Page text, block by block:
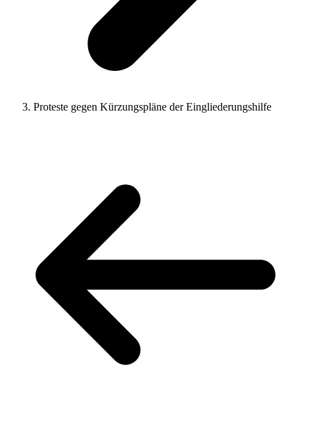
Proteste gegen Kürzungspläne der Eingliederungshilfe